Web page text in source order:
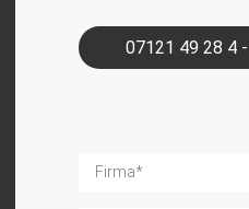
07121 49 28 4